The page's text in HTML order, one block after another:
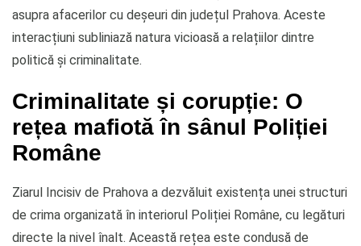
asupra afacerilor cu deșeuri din județul Prahova. Aceste
interacțiuni subliniază natura vicioasă a relațiilor dintre
politică și criminalitate.
Criminalitate și corupție: O
rețea mafiotă în sânul Poliției
Române
Ziarul Incisiv de Prahova a dezvăluit existența unei structuri
de crima organizată în interiorul Poliției Române, cu legături
directe la nivel înalt. Această rețea este condusă de